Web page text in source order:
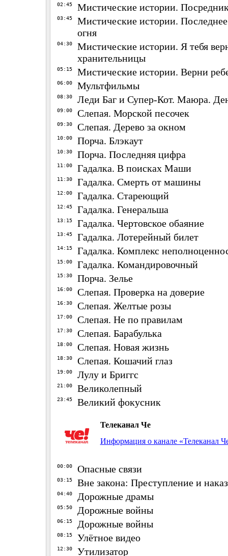
02:45 Мистические истории.
03:45
Мистические истории.
огня
04:30
Мистические истории. Я тебя
хранительницы
05:15 Мистические истории. Верни
06:00 Мультфильмы
08:30 Леди Баг и Супер-Кот. Маюра.
09:00 Слепая. Морской песочек
09:30 Слепая. Дерево за окном
10:00 Порча. Блэкаут
10:30 Порча. Последняя цифра
11:00 Гадалка. В поисках Маши
11:30 Гадалка. Смерть от машины
12:00 Гадалка. Стареющий
12:45 Гадалка. Генеральша
13:15 Гадалка. Чертовское обаяние
13:45 Гадалка. Лотерейный билет
14:15 Гадалка. Комплекс
15:00 Гадалка. Командировочный
15:30 Порча. Зелье
16:00 Слепая. Проверка на доверие
16:30 Слепая. Желтые розы
17:00 Слепая. Не по правилам
17:30 Слепая. Барабулька
18:00 Слепая. Новая жизнь
18:30 Слепая. Кошачий глаз
19:00 Лулу и Бриггс
21:00 Великолепный
23:45 Великий фокусник
Телеканал Че
Информация о канале «Телеканал
00:00 Опасные связи
03:15 Вне закона: Преступление и
04:40 Дорожные драмы
05:50 Дорожные войны
06:15 Дорожные войны
08:15 Улётное видео
12:30 Утилизатор